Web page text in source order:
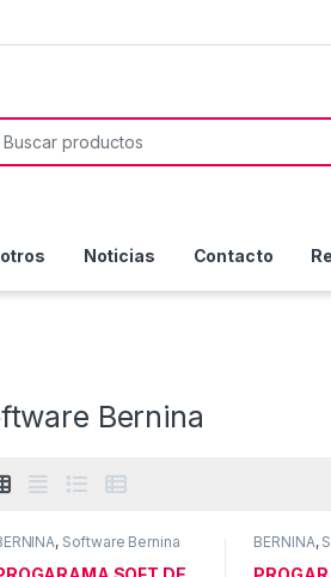
for:
Noticias Contacto
Bernina
, Software Bernina BERNINA,